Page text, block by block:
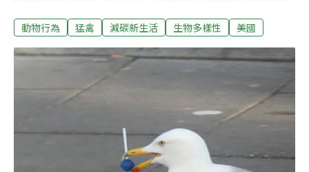
柏鷹，甚至能精準掌握紅綠燈和車流的變化，調整出擊時
（Astur cooperii）是美國紐澤西州常見的冬季候鳥，是一
種中型鷹。猛禽類以埋伏與快速追擊的獵捕方式聞名，牠
們會了解獵物的移動習性並提前規劃，再進行出擊。
動物行為 猛禽 減碳新生活 生物多樣性 美國